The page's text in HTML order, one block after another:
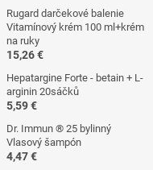
Rugard darčekové balenie
Vitamínový krém 100 ml+krém
na ruky
15,26 €
Hepatargine Forte - betain + L-
arginin 20sáčků
5,59 €
Dr. Immun ® 25 bylinný
Vlasový šampón
4,47 €